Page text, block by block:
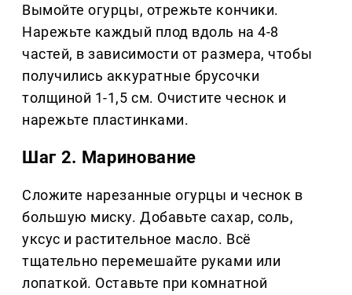
Вымойте огурцы, отрежьте кончики.
Нарежьте каждый плод вдоль на 4-8
частей, в зависимости от размера, чтобы
получились аккуратные брусочки
толщиной 1-1,5 см. Очистите чеснок и
нарежьте пластинками.
Шаг 2. Маринование
Сложите нарезанные огурцы и чеснок в
большую миску. Добавьте сахар, соль,
уксус и растительное масло. Всё
тщательно перемешайте руками или
лопаткой. Оставьте при комнатной